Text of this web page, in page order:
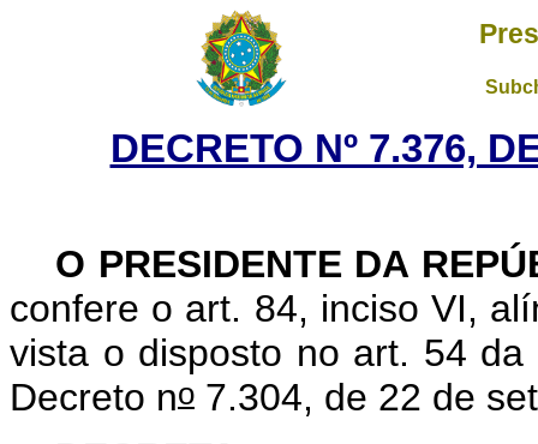
DECRETO Nº 7.376,
O PRESIDENTE DA
confere o art. 84, inciso VI,
vista o disposto no art. 54
Decreto no 7.304, de 22 de